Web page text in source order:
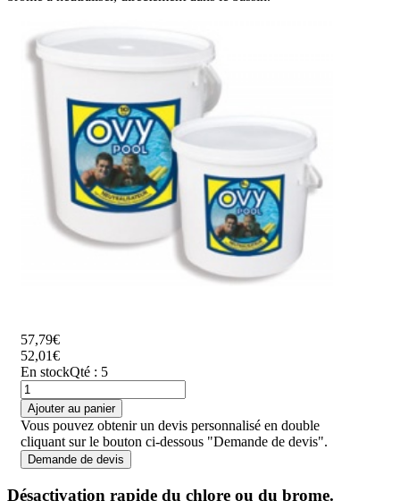
57,79€
52,01€
En stockQté : 5
Ajouter au panier
Vous pouvez obtenir un devis personnalisé en double
cliquant sur le bouton ci-dessous "Demande de devis".
Demande de devis
Désactivation rapide du chlore ou du brome.